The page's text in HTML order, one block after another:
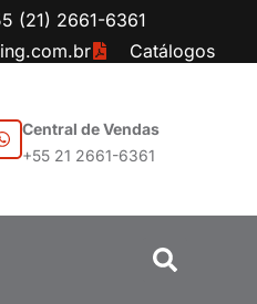
(21) 2661-6361
Catálogos
Central de Vendas
+55 21 2661-6361